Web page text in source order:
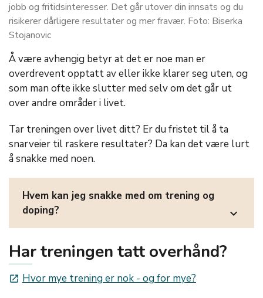
jobb og fritidsinteresser. Det går utover din innsats og du
risikerer dårligere resultater og mer fravær. Foto: Biserka
Stojanovic
Å være avhengig betyr at det er noe man er
overdrevent opptatt av eller ikke klarer seg uten, og
som man ofte ikke slutter med selv om det går ut
over andre områder i livet.
Tar treningen over livet ditt? Er du fristet til å ta
snarveier til raskere resultater? Da kan det være lurt
å snakke med noen.
Hvem kan jeg snakke med om trening og
doping?
expand_more
Har treningen tatt overhånd?
launch Hvor mye trening er nok - og for mye?